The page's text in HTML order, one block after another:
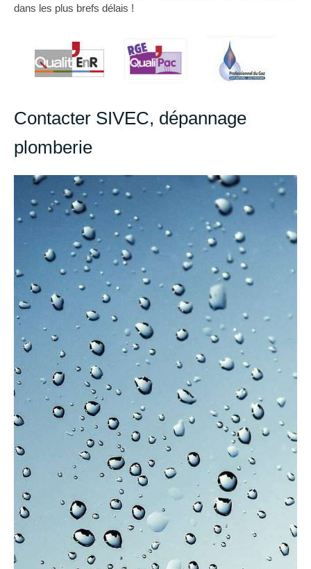
dans les plus brefs délais !
Contacter SIVEC, dépannage
plomberie